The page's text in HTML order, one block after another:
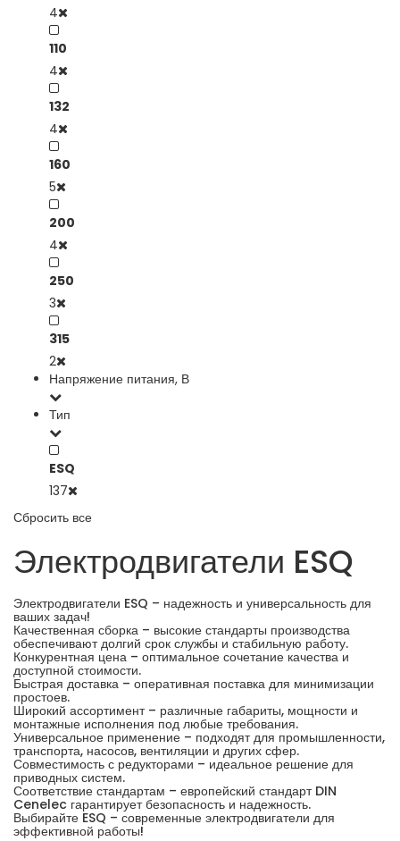
4
110
4
132
4
160
5
200
4
250
3
315
2
Напряжение питания, В
Тип
ESQ
137
Сбросить все
Электродвигатели ESQ
Электродвигатели ESQ – надежность и универсальность для
ваших задач!
Качественная сборка – высокие стандарты производства
обеспечивают долгий срок службы и стабильную работу.
Конкурентная цена – оптимальное сочетание качества и
доступной стоимости.
Быстрая доставка – оперативная поставка для минимизации
простоев.
Широкий ассортимент – различные габариты, мощности и
монтажные исполнения под любые требования.
Универсальное применение – подходят для промышленности,
транспорта, насосов, вентиляции и других сфер.
Совместимость с редукторами – идеальное решение для
приводных систем.
Соответствие стандартам – европейский стандарт DIN
Cenelec гарантирует безопасность и надежность.
Выбирайте ESQ – современные электродвигатели для
эффективной работы!